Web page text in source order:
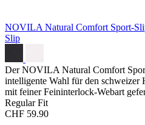
NOVILA Natural Comfort Sport-
Slip
Der NOVILA Natural Comfort
intelligente Wahl für den schweizer
mit feiner Feininterlock-Webart
Regular Fit
CHF 59.90